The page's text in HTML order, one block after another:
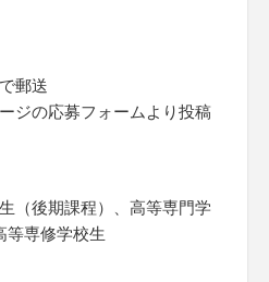
郵送
ジの応募フォームより投稿
（後期課程）、高等専門学
等専修学校生